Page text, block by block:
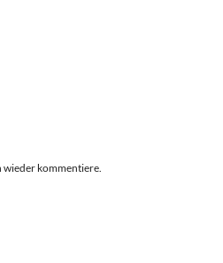
wieder kommentiere.